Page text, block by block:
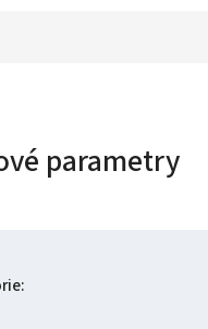
parametry
: